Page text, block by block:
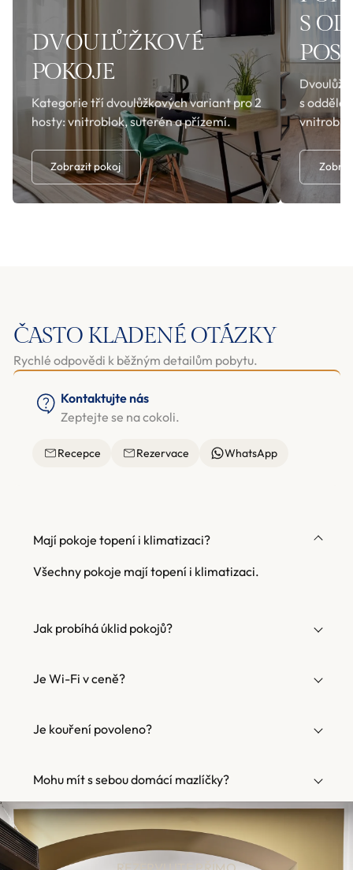
DVOULŮŽKOVÉ
POKOJE
Kategorie tří dvoulůžkových variant pro 2
hosty: vnitroblok, suterén a přízemí.
Zobrazit pokoj
S
s
ČASTO KLADENÉ OTÁZKY
Rychlé odpovědi k běžným detailům pobytu.
Kontaktujte nás
Zeptejte se na cokoli.
Recepce Rezervace WhatsApp
Mají pokoje topení i klimatizaci?
Všechny pokoje mají topení i klimatizaci.
Jak probíhá úklid pokojů?
Je Wi-Fi v ceně?
Je kouření povoleno?
Mohu mít s sebou domácí mazlíčky?